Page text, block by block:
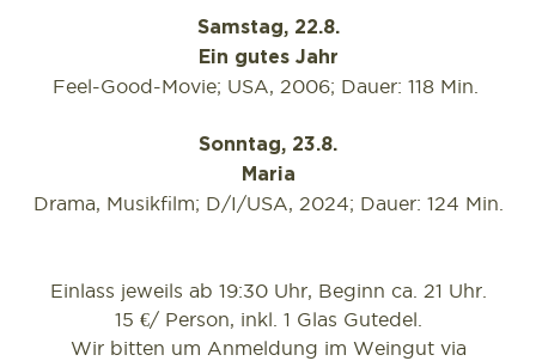
Samstag, 22.8.
Ein gutes Jahr
Feel-Good-Movie; USA, 2006; Dauer: 118 Min.
Sonntag, 23.8.
Maria
Drama, Musikfilm; D/I/USA, 2024; Dauer: 124 Min.
Einlass jeweils ab 19:30 Uhr, Beginn ca. 21 Uhr.
15 €/ Person, inkl. 1 Glas Gutedel.
Wir bitten um Anmeldung im Weingut via